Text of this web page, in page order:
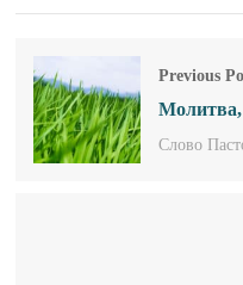
Previous
Молитва,
Слово